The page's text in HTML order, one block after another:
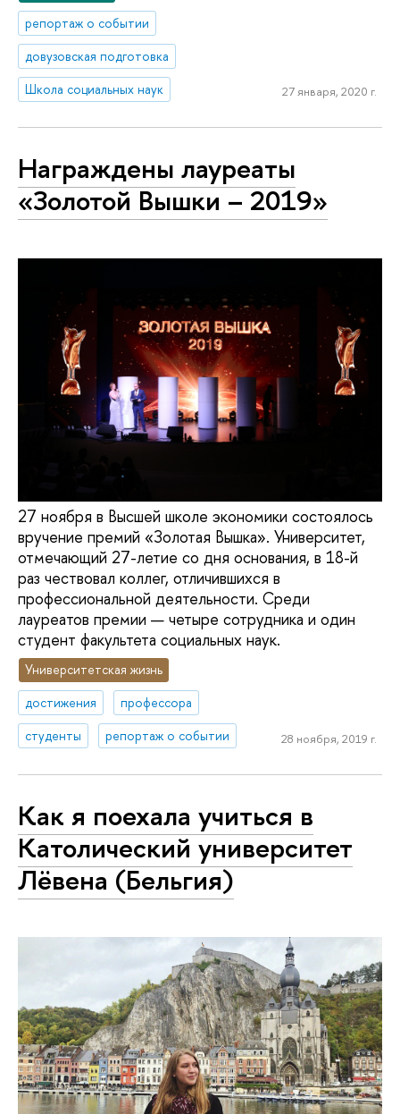
репортаж о событии
довузовская подготовка
Школа социальных наук
27 января, 2020 г.
Награждены лауреаты
«Золотой Вышки – 2019»
27 ноября в Высшей школе экономики состоялось
вручение премий «Золотая Вышка». Университет,
отмечающий 27-летие со дня основания, в 18-й
раз чествовал коллег, отличившихся в
профессиональной деятельности. Среди
лауреатов премии — четыре сотрудника и один
студент факультета социальных наук.
Университетская жизнь
достижения
профессора
студенты
репортаж о событии 28 ноября, 2019 г.
Как я поехала учиться в
Католический университет
Лёвена (Бельгия)